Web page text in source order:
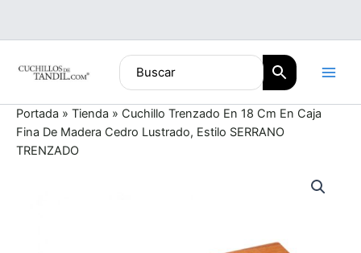
contenido
Portada » Tienda » Cuchillo Trenzado En 18 Cm En Caja
Fina De Madera Cedro Lustrado, Estilo SERRANO
TRENZADO